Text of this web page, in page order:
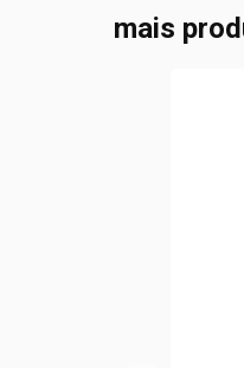
mais